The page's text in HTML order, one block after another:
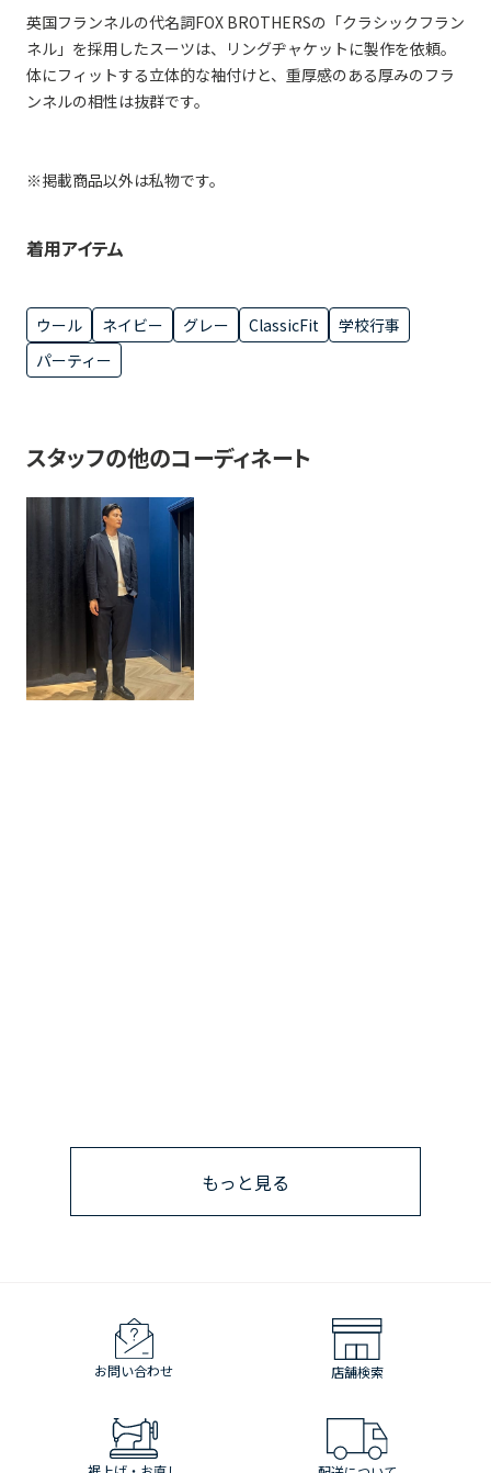
英国フランネルの代名詞FOX BROTHERSの「クラシックフラン
ネル」を採用したスーツは、リングヂャケットに製作を依頼。
体にフィットする立体的な袖付けと、重厚感のある厚みのフラ
ンネルの相性は抜群です。
※掲載商品以外は私物です。
着用アイテム
ウール ネイビー グレー ClassicFit
学校行事
パーティー
スタッフの他のコーディネート
もっと見る
お問い合わせ 店舗検索